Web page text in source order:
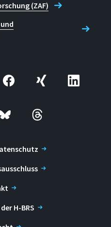
(ZAF)
H-BRS